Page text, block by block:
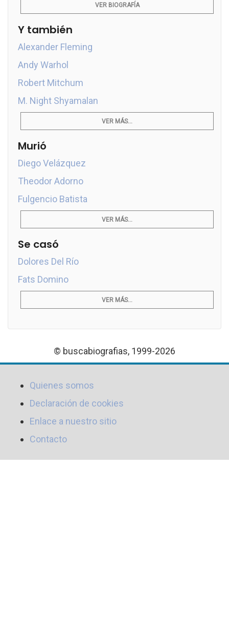
VER BIOGRAFÍA
Y también
Alexander Fleming
Andy Warhol
Robert Mitchum
M. Night Shyamalan
VER MÁS...
Murió
Diego Velázquez
Theodor Adorno
Fulgencio Batista
VER MÁS...
Se casó
Dolores Del Río
Fats Domino
VER MÁS...
© buscabiografias, 1999-2026
Quienes somos
Declaración de cookies
Enlace a nuestro sitio
Contacto